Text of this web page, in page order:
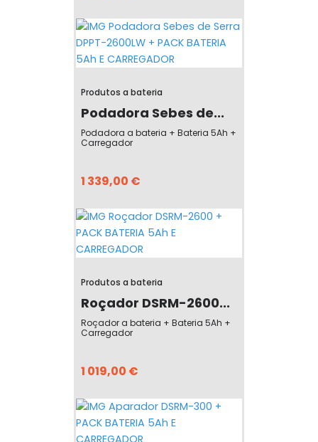
Produtos a bateria
Podadora Sebes de...
Podadora a bateria + Bateria 5Ah +
Carregador
1 339,00 €
Produtos a bateria
Roçador DSRM-2600...
Roçador a bateria + Bateria 5Ah +
Carregador
1 019,00 €